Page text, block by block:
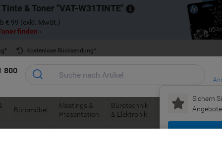
& Toner VAT-W31TINTE
€ 99 (exkl. MwSt.)
finden ›
Kostenlose Rücksendung*
800
Sichern
Büromöbel
Meetings &
Präsentation
Bürotechnik
& Elektronik
Tinte &
Papier,
& Pakete